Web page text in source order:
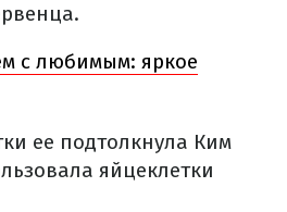
с любимым: яркое
ее подтолкнула Ким
яйцеклетки